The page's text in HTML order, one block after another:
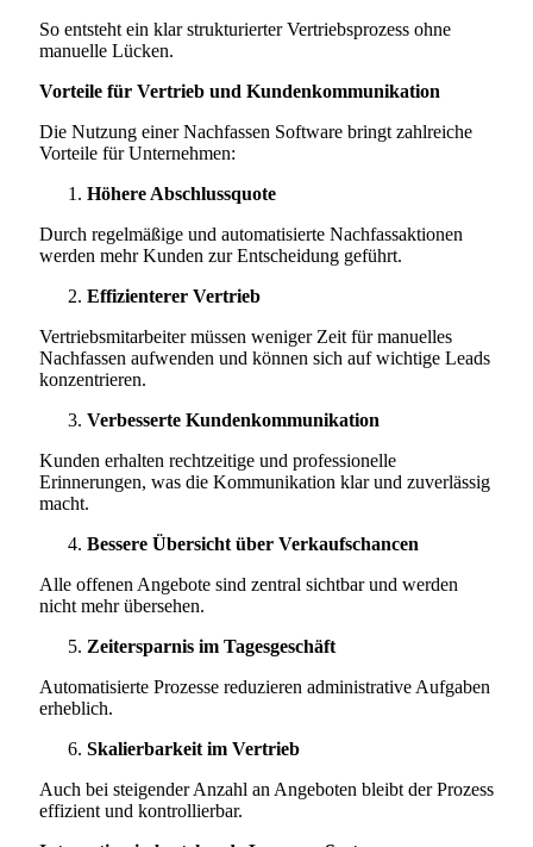
So entsteht ein klar strukturierter Vertriebsprozess ohne
manuelle Lücken.
Vorteile für Vertrieb und Kundenkommunikation
Die Nutzung einer Nachfassen Software bringt zahlreiche
Vorteile für Unternehmen:
Höhere Abschlussquote
Durch regelmäßige und automatisierte Nachfassaktionen
werden mehr Kunden zur Entscheidung geführt.
Effizienterer Vertrieb
Vertriebsmitarbeiter müssen weniger Zeit für manuelles
Nachfassen aufwenden und können sich auf wichtige Leads
konzentrieren.
Verbesserte Kundenkommunikation
Kunden erhalten rechtzeitige und professionelle
Erinnerungen, was die Kommunikation klar und zuverlässig
macht.
Bessere Übersicht über Verkaufschancen
Alle offenen Angebote sind zentral sichtbar und werden
nicht mehr übersehen.
Zeitersparnis im Tagesgeschäft
Automatisierte Prozesse reduzieren administrative Aufgaben
erheblich.
Skalierbarkeit im Vertrieb
Auch bei steigender Anzahl an Angeboten bleibt der Prozess
effizient und kontrollierbar.